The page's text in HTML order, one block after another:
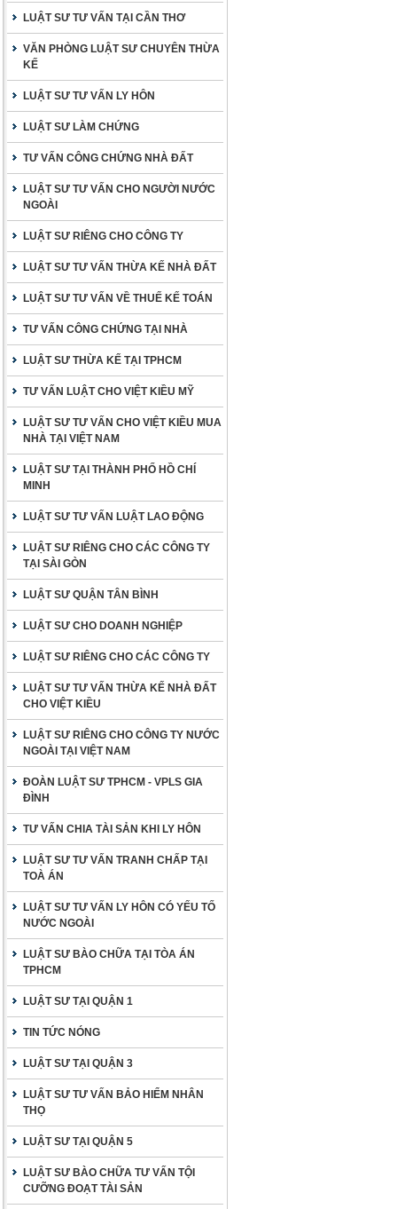
LUẬT SƯ TƯ VẤN TẠI CẦN THƠ
VĂN PHÒNG LUẬT SƯ CHUYÊN THỪA
KẾ
LUẬT SƯ TƯ VẤN LY HÔN
LUẬT SƯ LÀM CHỨNG
TƯ VẤN CÔNG CHỨNG NHÀ ĐẤT
LUẬT SƯ TƯ VẤN CHO NGƯỜI NƯỚC
NGOÀI
LUẬT SƯ RIÊNG CHO CÔNG TY
LUẬT SƯ TƯ VẤN THỪA KẾ NHÀ ĐẤT
LUẬT SƯ TƯ VẤN VỀ THUẾ KẾ TOÁN
TƯ VẤN CÔNG CHỨNG TẠI NHÀ
LUẬT SƯ THỪA KẾ TẠI TPHCM
TƯ VẤN LUẬT CHO VIỆT KIỀU MỸ
LUẬT SƯ TƯ VẤN CHO VIỆT KIỀU MUA
NHÀ TẠI VIỆT NAM
LUẬT SƯ TẠI THÀNH PHỐ HỒ CHÍ
MINH
LUẬT SƯ TƯ VẤN LUẬT LAO ĐỘNG
LUẬT SƯ RIÊNG CHO CÁC CÔNG TY
TẠI SÀI GÒN
LUẬT SƯ QUẬN TÂN BÌNH
LUẬT SƯ CHO DOANH NGHIỆP
LUẬT SƯ RIÊNG CHO CÁC CÔNG TY
LUẬT SƯ TƯ VẤN THỪA KẾ NHÀ ĐẤT
CHO VIỆT KIỀU
LUẬT SƯ RIÊNG CHO CÔNG TY NƯỚC
NGOÀI TẠI VIỆT NAM
ĐOÀN LUẬT SƯ TPHCM - VPLS GIA
ĐÌNH
TƯ VẤN CHIA TÀI SẢN KHI LY HÔN
LUẬT SƯ TƯ VẤN TRANH CHẤP TẠI
TOÀ ÁN
LUẬT SƯ TƯ VẤN LY HÔN CÓ YẾU TỐ
NƯỚC NGOÀI
LUẬT SƯ BÀO CHỮA TẠI TÒA ÁN
TPHCM
LUẬT SƯ TẠI QUẬN 1
TIN TỨC NÓNG
LUẬT SƯ TẠI QUẬN 3
LUẬT SƯ TƯ VẤN BẢO HIỂM NHÂN
THỌ
LUẬT SƯ TẠI QUẬN 5
LUẬT SƯ BÀO CHỮA TƯ VẤN TỘI
CƯỠNG ĐOẠT TÀI SẢN